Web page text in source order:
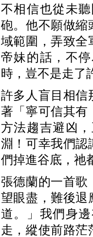
不相信也從未
砲。他不願做縮
域範圍，弄致全
帝妹的話，不
時，豈不是走了
許多人盲目相信
著「寧可信其有
方法趨吉避凶
淵！可幸我們認
們掉進谷底，祂
張德蘭的一首歌
望眼盡，難後退
道。」我們身
走，縱使前路茫